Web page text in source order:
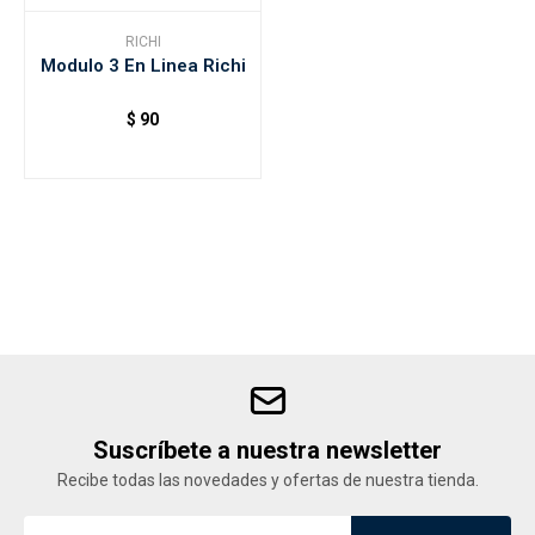
RICHI
Modulo 3 En Linea Richi
$ 90
Suscríbete a nuestra newsletter
Recibe todas las novedades y ofertas de nuestra tienda.